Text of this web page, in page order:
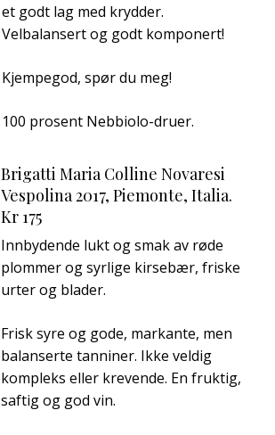
et godt lag med krydder.
Velbalansert og godt komponert!
Kjempegod, spør du meg!
100 prosent Nebbiolo-druer.
Brigatti Maria Colline Novaresi
Vespolina 2017, Piemonte, Italia.
Kr 175
Innbydende lukt og smak av røde
plommer og syrlige kirsebær, friske
urter og blader.
Frisk syre og gode, markante, men
balanserte tanniner. Ikke veldig
kompleks eller krevende. En fruktig,
saftig og god vin.